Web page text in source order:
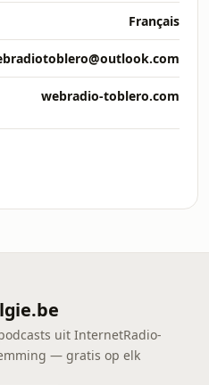
Français
webradio-toblero.com
uit InternetRadio-
— gratis op elk